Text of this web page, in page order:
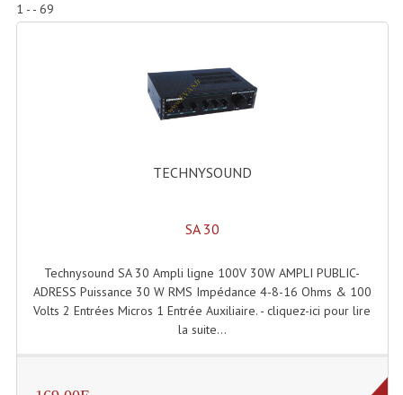
Compresseurs , Limiteurs , Noise Gate
Egaliseur Egaliseurs
Enceintes Amplifiées Actives
Enceintes Passives Sono
Retours De Scène
1 - - 69
TECHNYSOUND
SA 30
Technysound SA 30 Ampli ligne 100V 30W AMPLI PUBLIC-
ADRESS Puissance 30 W RMS Impédance 4-8-16 Ohms & 100
Volts 2 Entrées Micros 1 Entrée Auxiliaire. - cliquez-ici pour lire
la suite...